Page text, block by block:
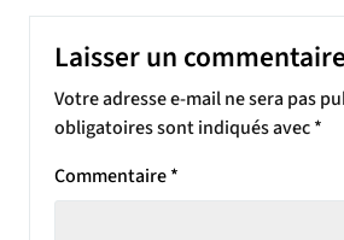
Laisser un commentaire
Votre adresse e-mail ne sera pas
obligatoires sont indiqués avec*
Commentaire*